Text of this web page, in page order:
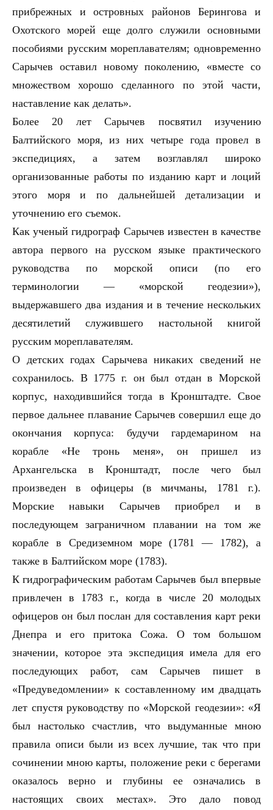
прибрежных и островных районов Берингова и
Охотского морей еще долго служили основными
пособиями русским мореплавателям; одновременно
Сарычев оставил новому поколению, «вместе со
множеством хорошо сделанного по этой части,
наставление как делать».
Более 20 лет Сарычев посвятил изучению
Балтийского моря, из них четыре года провел в
экспедициях, а затем возглавлял широко
организованные работы по изданию карт и лоций
этого моря и по дальнейшей детализации и
уточнению его съемок.
Как ученый гидрограф Сарычев известен в качестве
автора первого на русском языке практического
руководства по морской описи (по его
терминологии — «морской геодезии»),
выдержавшего два издания и в течение нескольких
десятилетий служившего настольной книгой
русским мореплавателям.
О детских годах Сарычева никаких сведений не
сохранилось. В 1775 г. он был отдан в Морской
корпус, находившийся тогда в Кронштадте. Свое
первое дальнее плавание Сарычев совершил еще до
окончания корпуса: будучи гардемарином на
корабле «Не тронь меня», он пришел из
Архангельска в Кронштадт, после чего был
произведен в офицеры (в мичманы, 1781 г.).
Морские навыки Сарычев приобрел и в
последующем заграничном плавании на том же
корабле в Средиземном море (1781 — 1782), а
также в Балтийском море (1783).
К гидрографическим работам Сарычев был впервые
привлечен в 1783 г., когда в числе 20 молодых
офицеров он был послан для составления карт реки
Днепра и его притока Сожа. О том большом
значении, которое эта экспедиция имела для его
последующих работ, сам Сарычев пишет в
«Предуведомлении» к составленному им двадцать
лет спустя руководству по «Морской геодезии»: «Я
был настолько счастлив, что выдуманные мною
правила описи были из всех лучшие, так что при
сочинении мною карты, положение реки с берегами
оказалось верно и глубины ее означались в
настоящих своих местах». Это дало повод